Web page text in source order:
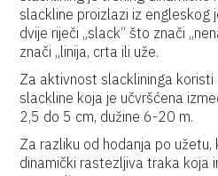
slackline proizlazi iz engleskog
dvije riječi „slack“ što znači
znači „linija, crta ili uže.
Za aktivnost slacklininga
slackline koja je učvršćena
2,5 do 5 cm, dužine 6-20 m.
Za razliku od hodanja po
dinamički rastezljiva traka koja